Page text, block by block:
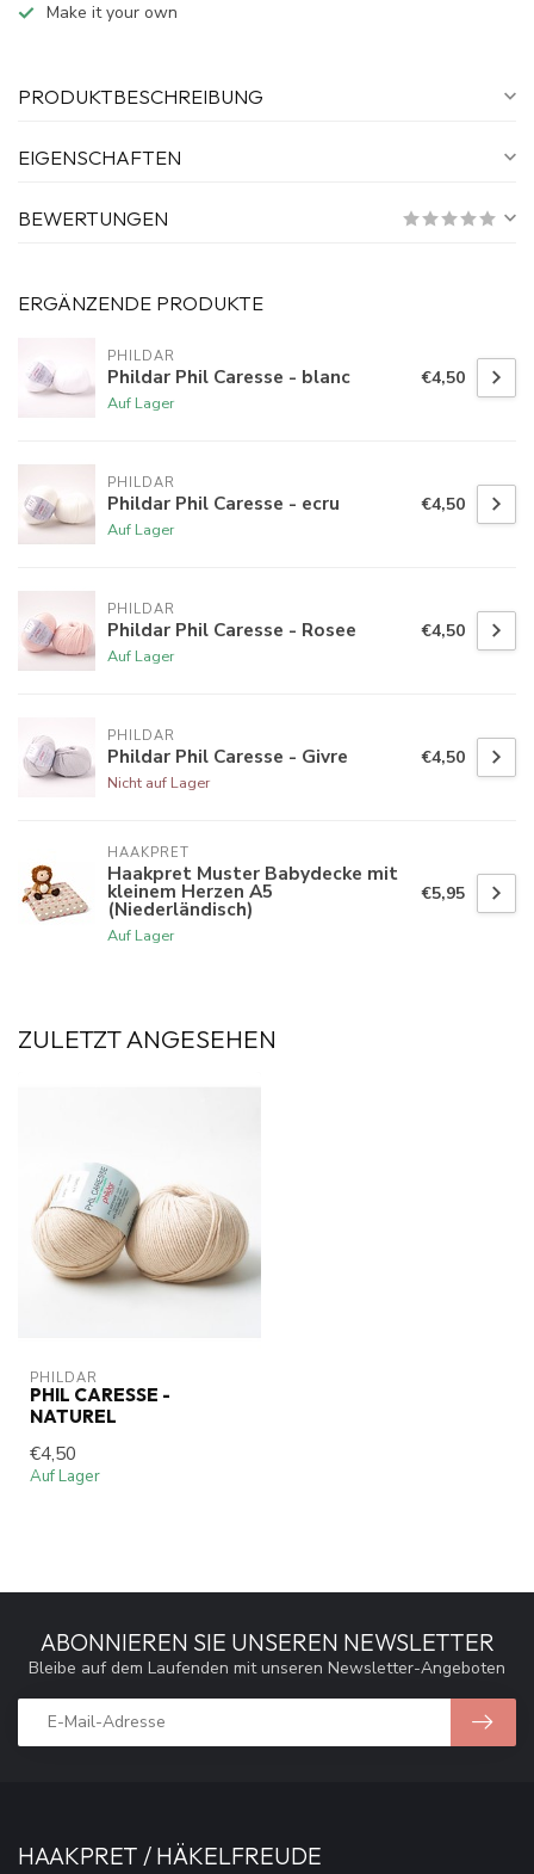
Make it your own
PRODUKTBESCHREIBUNG
EIGENSCHAFTEN
BEWERTUNGEN
ERGÄNZENDE PRODUKTE
PHILDAR
Phildar Phil Caresse - blanc
Auf Lager
€4,50
PHILDAR
Phildar Phil Caresse - ecru
Auf Lager
€4,50
PHILDAR
Phildar Phil Caresse - Rosee
Auf Lager
€4,50
PHILDAR
Phildar Phil Caresse - Givre
Nicht auf Lager
€4,50
HAAKPRET
Haakpret Muster Babydecke mit
kleinem Herzen A5
(Niederländisch)
Auf Lager
€5,95
ZULETZT ANGESEHEN
PHILDAR
PHIL CARESSE -
NATUREL
€4,50
Auf Lager
ABONNIEREN SIE UNSEREN NEWSLETTER
Bleibe auf dem Laufenden mit unseren Newsletter-Angeboten
HAAKPRET / HÄKELFREUDE